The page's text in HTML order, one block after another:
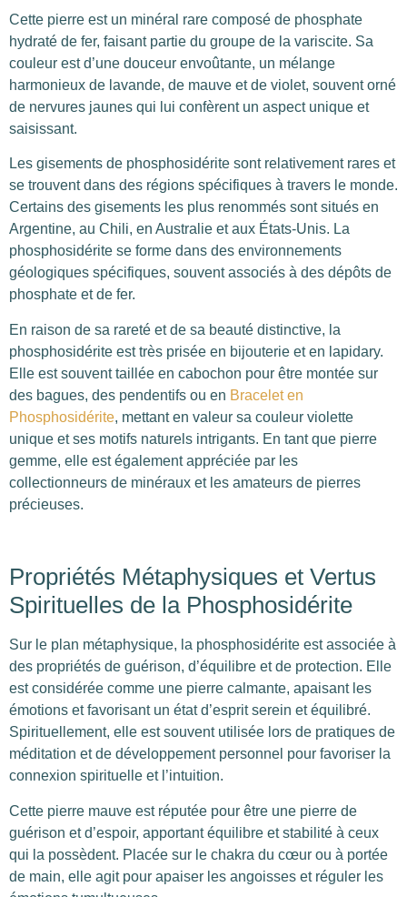
Cette pierre est un minéral rare composé de phosphate
hydraté de fer, faisant partie du groupe de la variscite. Sa
couleur est d’une douceur envoûtante, un mélange
harmonieux de lavande, de mauve et de violet, souvent orné
de nervures jaunes qui lui confèrent un aspect unique et
saisissant.
Les gisements de phosphosidérite sont relativement rares et
se trouvent dans des régions spécifiques à travers le monde.
Certains des gisements les plus renommés sont situés en
Argentine, au Chili, en Australie et aux États-Unis. La
phosphosidérite se forme dans des environnements
géologiques spécifiques, souvent associés à des dépôts de
phosphate et de fer.
En raison de sa rareté et de sa beauté distinctive, la
phosphosidérite est très prisée en bijouterie et en lapidary.
Elle est souvent taillée en cabochon pour être montée sur
des bagues, des pendentifs ou en Bracelet en
Phosphosidérite, mettant en valeur sa couleur violette
unique et ses motifs naturels intrigants. En tant que pierre
gemme, elle est également appréciée par les
collectionneurs de minéraux et les amateurs de pierres
précieuses.
Propriétés Métaphysiques et Vertus
Spirituelles de la Phosphosidérite
Sur le plan métaphysique, la phosphosidérite est associée à
des propriétés de guérison, d’équilibre et de protection. Elle
est considérée comme une pierre calmante, apaisant les
émotions et favorisant un état d’esprit serein et équilibré.
Spirituellement, elle est souvent utilisée lors de pratiques de
méditation et de développement personnel pour favoriser la
connexion spirituelle et l’intuition.
Cette pierre mauve est réputée pour être une pierre de
guérison et d’espoir, apportant équilibre et stabilité à ceux
qui la possèdent. Placée sur le chakra du cœur ou à portée
de main, elle agit pour apaiser les angoisses et réguler les